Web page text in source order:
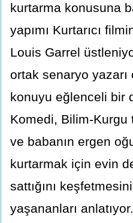
kurtarma konusuna
yapımı Kurtarıcı
Louis Garrel
ortak senaryo
konuyu eğlenceli bir
Komedi, Bilim-
ve babanın ergen
kurtarmak için evin
sattığını
yaşananları